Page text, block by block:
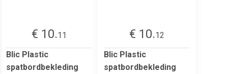
€ 10.11
Blic Plastic
spatbordbekleding
€ 10.12
Blic Plastic
spatbordbekleding